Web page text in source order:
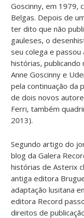
Goscinny, em 1979,
Belgas. Depois de
ter dito que não
gauleses, o
seu colega e
histórias, publicando
Anne Goscinny e
pela continuação da
de dois novos
Ferri, também
2013).
Segundo artigo do
blog da Galera
histórias de Asterix
antiga editora
adaptação lusitana
editora Record
direitos de